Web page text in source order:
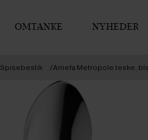
OMTANKE NYHEDER
Spisebestik Amefa Metropole teske,